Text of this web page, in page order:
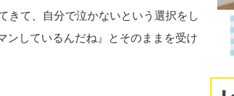
きて、自分で泣かないという選択をし
ンしているんだね』とそのままを受け